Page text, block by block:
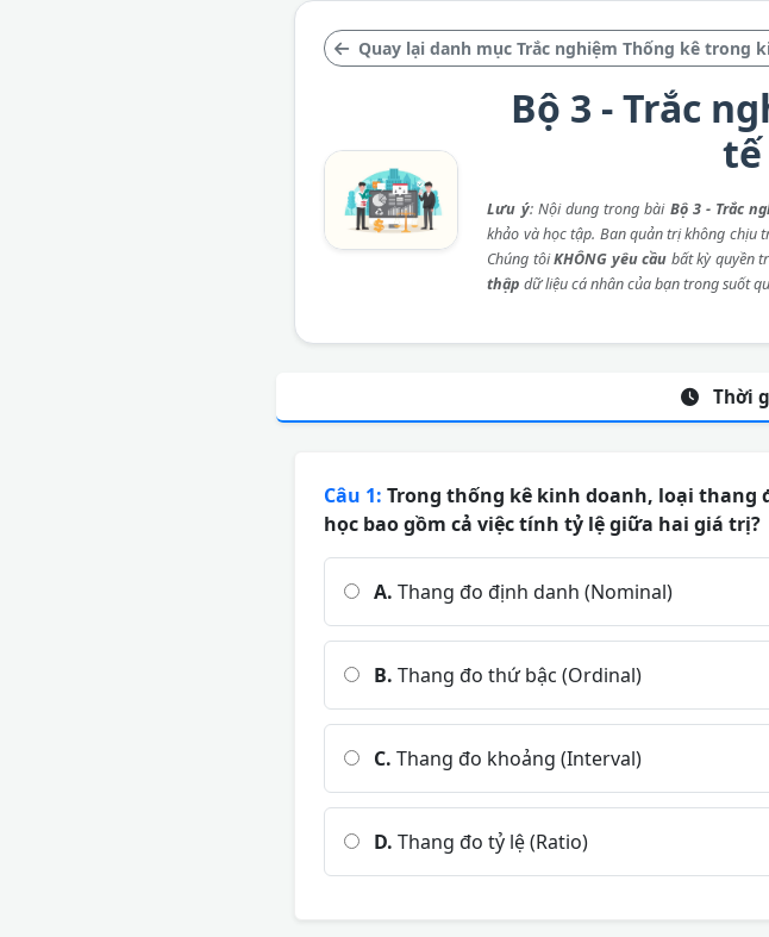
Quay lại danh mục Trắc nghiệm Thống kê trong
Bộ 3 - Trắc
tế
Lưu ý: Nội dung trong bài Bộ 3 - Trắc
khảo và học tập. Ban quản trị không chịu
Chúng tôiKHÔNG yêu cầu bất kỳ quyền
thập dữ liệu cá nhân của bạn trong suốt
Thời
Câu 1: Trong thống kê kinh doanh, loại thang
học bao gồm cả việc tính tỷ lệ giữa hai giá trị?
A. Thang đo định danh (Nominal)
B. Thang đo thứ bậc (Ordinal)
C. Thang đo khoảng (Interval)
D. Thang đo tỷ lệ (Ratio)